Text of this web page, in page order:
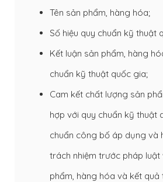
Tên sản phẩm, hàng hóa;
Số hiệu quy chuẩn kỹ thuật
Kết luận sản phẩm, hàng
chuẩn kỹ thuật quốc gia;
Cam kết chất lượng sản
hợp với quy chuẩn kỹ thuật
chuẩn công bố áp dụng và
trách nhiệm trước pháp luật
phẩm, hàng hóa và kết quả